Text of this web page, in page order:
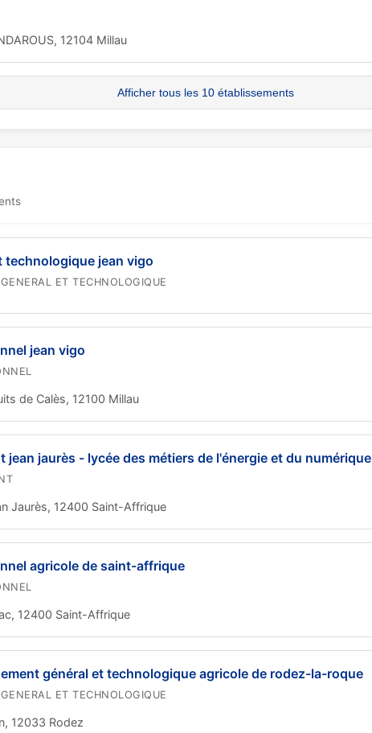
12104 Millau
Afficher tous les 10 établissements
technologique jean vigo
ET TECHNOLOGIQUE
jean vigo
de Calès, 12100 Millau
jean jaurès - lycée des métiers de l'énergie et du numérique
Jaurès, 12400 Saint-Affrique
agricole de saint-affrique
12400 Saint-Affrique
général et technologique agricole de rodez-la-roque
ET TECHNOLOGIQUE
12033 Rodez